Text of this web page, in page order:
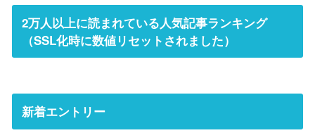
2万人以上に読まれている人気記事ランキング
（SSL化時に数値リセットされました）
新着エントリー